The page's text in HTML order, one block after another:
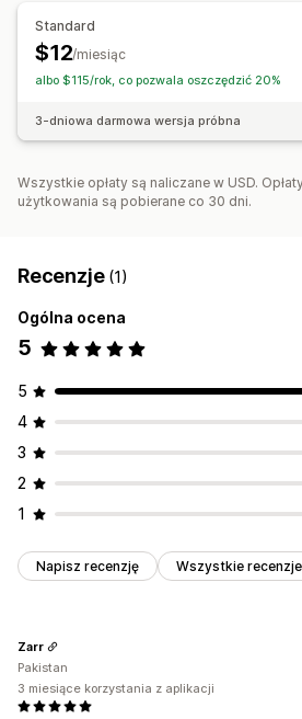
Standard
$12/miesiąc
albo $115/rok, co pozwala oszczędzić 20%
3-dniowa darmowa wersja próbna
Wszystkie opłaty są naliczane w USD.
użytkowania są pobierane co 30 dni.
Recenzje (1)
Ogólna ocena
5
5
4
3
2
1
Napisz recenzję Wszystkie recenzje
Zarr
Pakistan
3 miesiące korzystania z aplikacji